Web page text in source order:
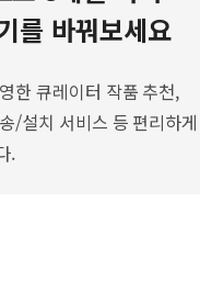
를 바꿔보세요
한 큐레이터 작품 추천,
/설치 서비스 등 편리하게
.